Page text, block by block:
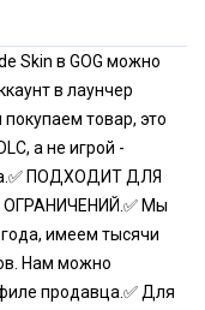
Skin в GOG можно
в лаунчер
товар, это
а не игрой -
ПОДХОДИТ ДЛЯ
Мы
имеем тысячи
Нам можно
продавца.✅ Для